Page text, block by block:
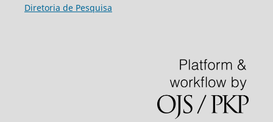
Diretoria de Pesquisa